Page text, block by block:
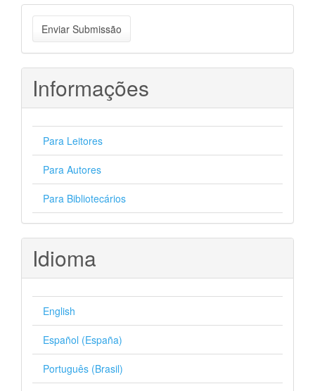
Enviar
Submissão
Enviar Submissão
Informações
Para Leitores
Para Autores
Para Bibliotecários
Idioma
English
Español (España)
Português (Brasil)